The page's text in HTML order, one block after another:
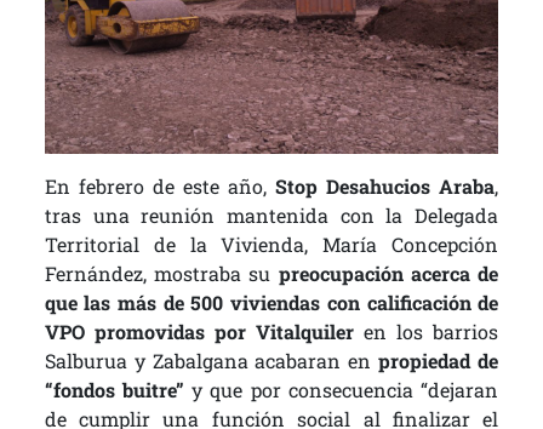
En febrero de este año,Stop Desahucios Araba,
tras una reunión mantenida con la Delegada
Territorial de la Vivienda, María Concepción
Fernández, mostraba su preocupación acerca de
que las más de 500 viviendas con calificación de
VPO promovidas por Vitalquiler en los barrios
Salburua y Zabalgana acabaran en propiedad de
“fondos buitre” y que por consecuencia “dejaran
de cumplir una función social al finalizar el